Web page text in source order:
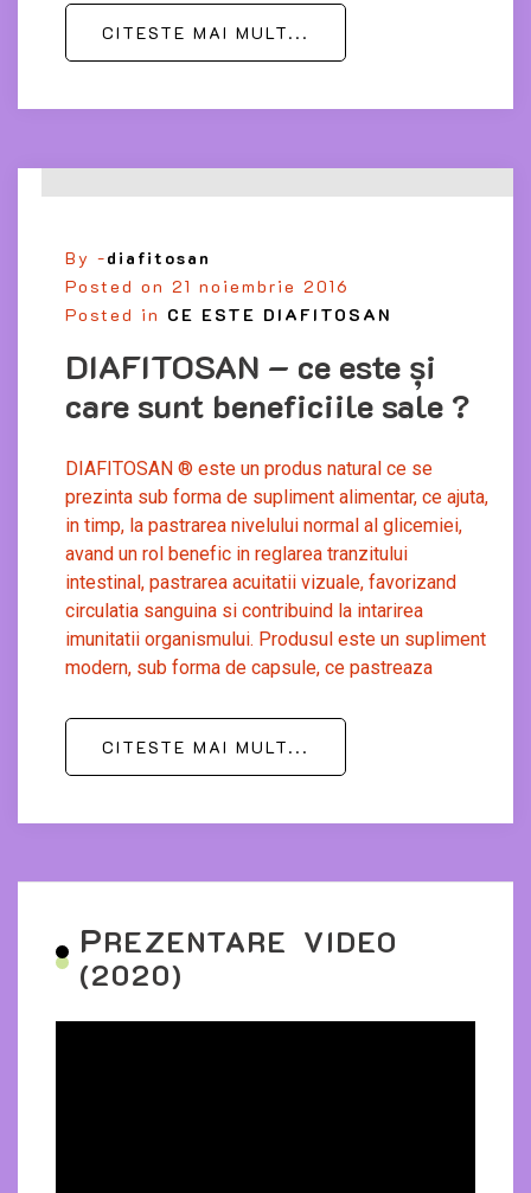
CITESTE MAI MULT...
By -diafitosan
Posted on 21 noiembrie 2016
Posted in CE ESTE DIAFITOSAN
DIAFITOSAN – ce este şi
care sunt beneficiile sale ?
DIAFITOSAN ® este un produs natural ce se
prezinta sub forma de supliment alimentar, ce ajuta,
in timp, la pastrarea nivelului normal al glicemiei,
avand un rol benefic in reglarea tranzitului
intestinal, pastrarea acuitatii vizuale, favorizand
circulatia sanguina si contribuind la intarirea
imunitatii organismului. Produsul este un supliment
modern, sub forma de capsule, ce pastreaza
CITESTE MAI MULT...
PREZENTARE VIDEO
(2020)